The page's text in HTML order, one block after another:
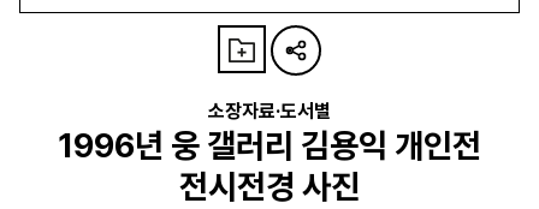
소장자료·도서별
1996년 웅 갤러리 김용익 개인전
전시전경 사진